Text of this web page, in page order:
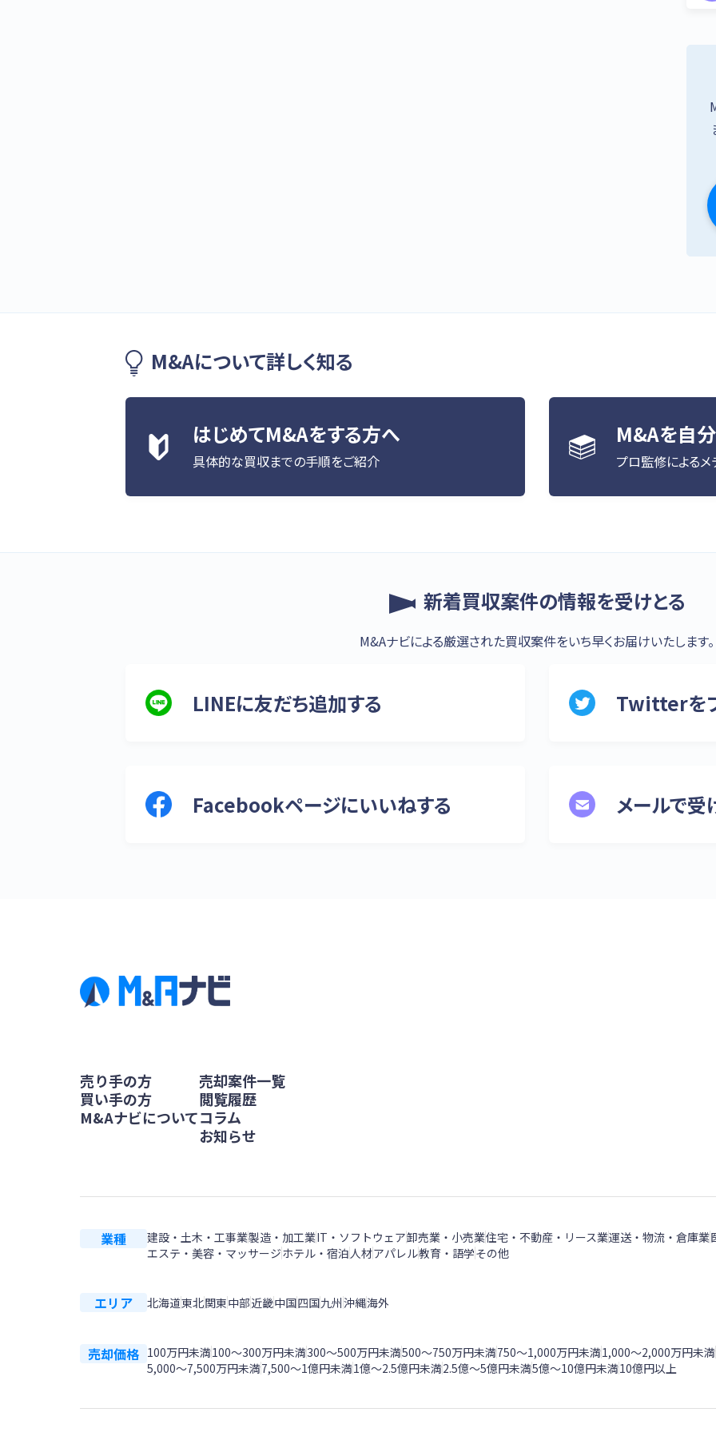
M&Aについて詳しく知る
はじめてM&Aをする方へ
具体的な買収までの手順をご紹介
M&Aを自
プロ監修によるメ
新着買収案件の情報を受けとる
M&Aナビによる厳選された買収案件をいち早くお届けいたします。
LINEに友だち追加する Twitterを
Facebookページにいいねする メールで受
売り手の方
買い手の方
M&Aナビについて
売却案件一覧
閲覧履歴
コラム
お知らせ
業種 建設・土木・工事業製造・加工業IT・ソフトウェア卸売業・小売業住宅・不動産・リース業運送・物流・倉庫業
エステ・美容・マッサージホテル・宿泊人材アパレル教育・語学その他
エリア 北海道東北関東中部近畿中国四国九州沖縄海外
売却価格 100万円未満100〜300万円未満300〜500万円未満500～750万円未満750〜1,000万円未満1,000～2,000万円未満
5,000～7,500万円未満7,500～1億円未満1億～2.5億円未満2.5億～5億円未満5億～10億円未満10億円以上